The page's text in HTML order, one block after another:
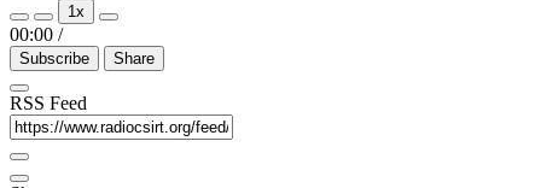
1x
00:00 /
Subscribe Share
RSS Feed